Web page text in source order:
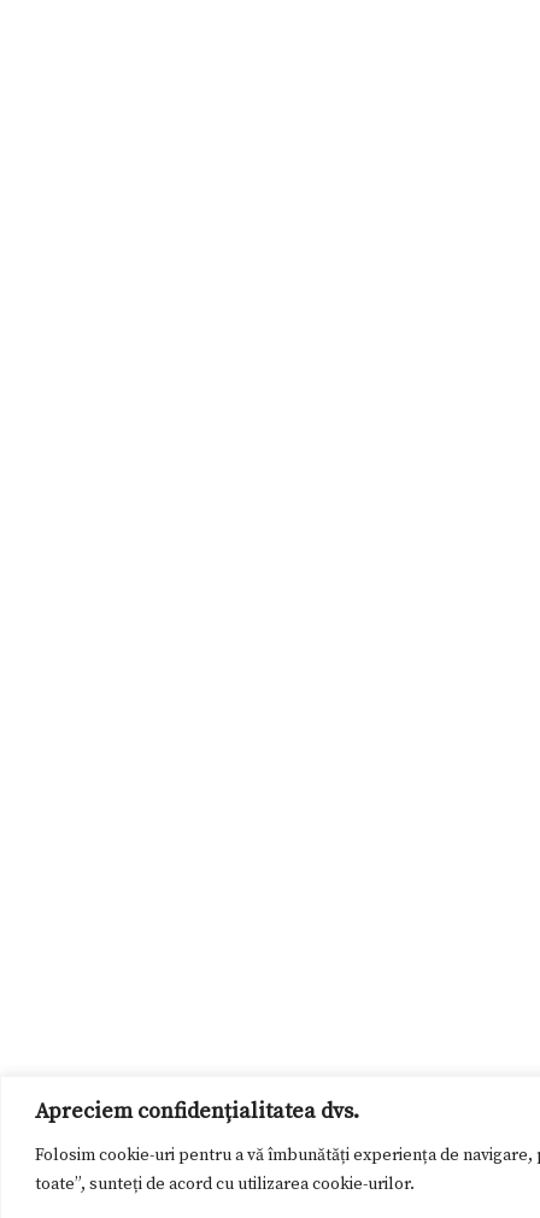
Apreciem confidențialitatea dvs.
Folosim cookie-uri pentru a vă îmbunătăți experiența de
toate”, sunteți de acord cu utilizarea cookie-urilor.